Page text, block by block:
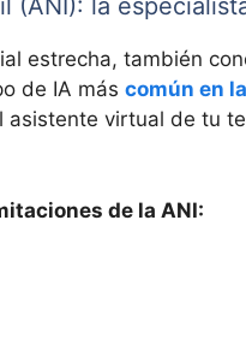
(ANI): la
estrecha, también
de IA más común en
asistente virtual de tu
de la ANI: